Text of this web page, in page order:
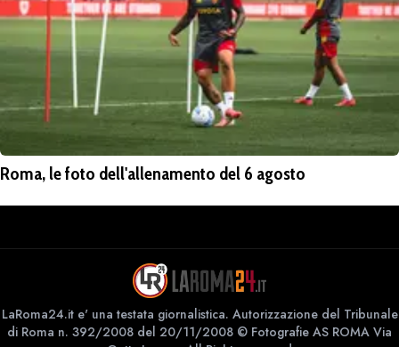
Roma, le foto dell'allenamento del 6 agosto
LaRoma24.it e' una testata giornalistica. Autorizzazione del Tribunale
di Roma n. 392/2008 del 20/11/2008 © Fotografie AS ROMA Via